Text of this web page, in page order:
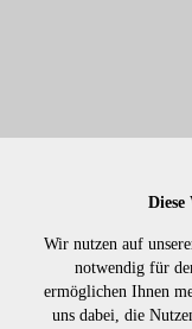
EXTENSIONS
Diese
Wir nutzen auf
notwendig für
ermöglichen Ihnen
uns dabei, die